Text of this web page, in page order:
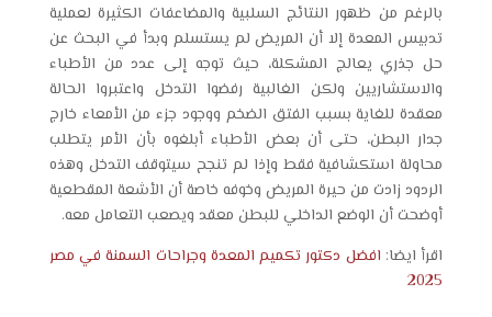
بالرغم من ظهور النتائج السلبية والمضاعفات الكثيرة لعملية
تدبيس المعدة إلا أن المريض لم يستسلم وبدأ في البحث عن
حل جذري يعالج المشكلة، حيث توجه إلى عدد من الأطباء
والاستشاريين ولكن الغالبية رفضوا التدخل واعتبروا الحالة
معقدة للغاية بسبب الفتق الضخم ووجود جزء من الأمعاء خارج
جدار البطن، حتى أن بعض الأطباء أبلغوه بأن الأمر يتطلب
محاولة استكشافية فقط وإذا لم تنجح سيتوقف التدخل وهذه
الردود زادت من حيرة المريض وخوفه خاصة أن الأشعة المقطعية
أوضحت أن الوضع الداخلي للبطن معقد ويصعب التعامل معه.
اقرأ ايضا: افضل دكتور تكميم المعدة وجراحات السمنة في مصر
2025